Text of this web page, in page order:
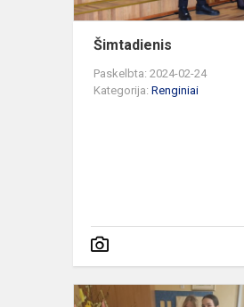
Šimtadienis
Paskelbta: 2024-02-24
Kategorija: Renginiai